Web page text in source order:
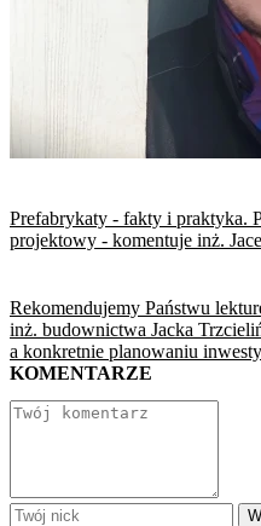
Prefabrykaty - fakty i praktyka.
projektowy - komentuje inż.
Rekomendujemy Państwu
inż. budownictwa Jacka
a konkretnie planowaniu
KOMENTARZE